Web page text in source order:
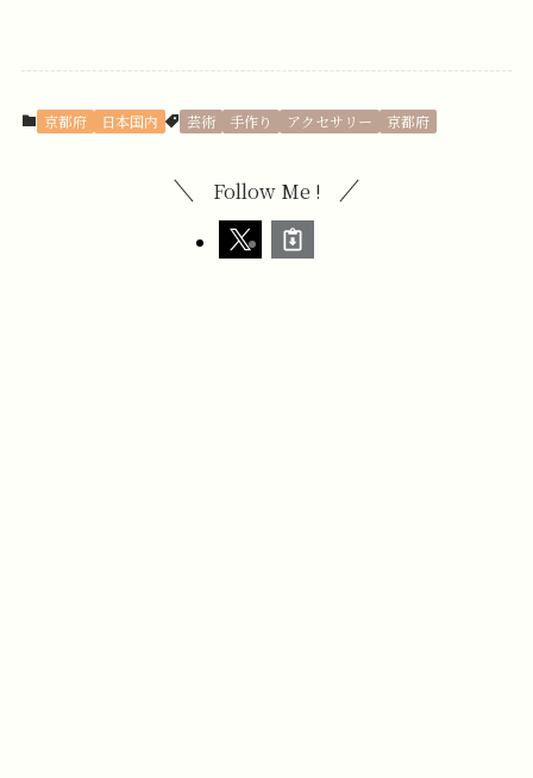
京都府 日本国内 芸術 手作り アクセサリー 京都府
Follow Me !